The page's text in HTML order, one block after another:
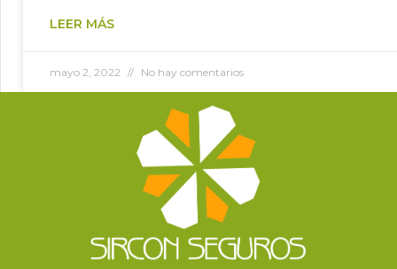
LEER MÁS
mayo 2, 2022 No hay comentarios